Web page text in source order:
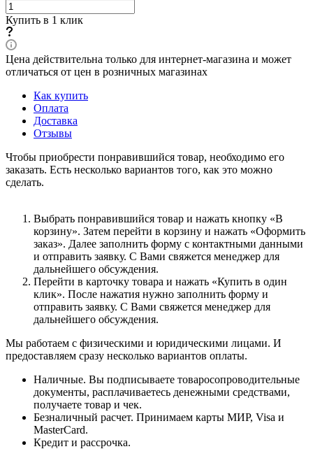
Купить в 1 клик
Цена действительна только для интернет-магазина и может
отличаться от цен в розничных магазинах
Как купить
Оплата
Доставка
Отзывы
Чтобы приобрести понравившийся товар, необходимо его
заказать. Есть несколько вариантов того, как это можно
сделать.
Выбрать понравившийся товар и нажать кнопку «В
корзину». Затем перейти в корзину и нажать «Оформить
заказ». Далее заполнить форму с контактными данными
и отправить заявку. С Вами свяжется менеджер для
дальнейшего обсуждения.
Перейти в карточку товара и нажать «Купить в один
клик». После нажатия нужно заполнить форму и
отправить заявку. С Вами свяжется менеджер для
дальнейшего обсуждения.
Мы работаем с физическими и юридическими лицами. И
предоставляем сразу несколько вариантов оплаты.
Наличные. Вы подписываете товаросопроводительные
документы, расплачиваетесь денежными средствами,
получаете товар и чек.
Безналичный расчет. Принимаем карты МИР, Visa и
MasterCard.
Кредит и рассрочка.